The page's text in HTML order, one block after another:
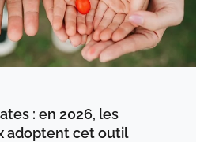
: en 2026, les
adoptent cet outil